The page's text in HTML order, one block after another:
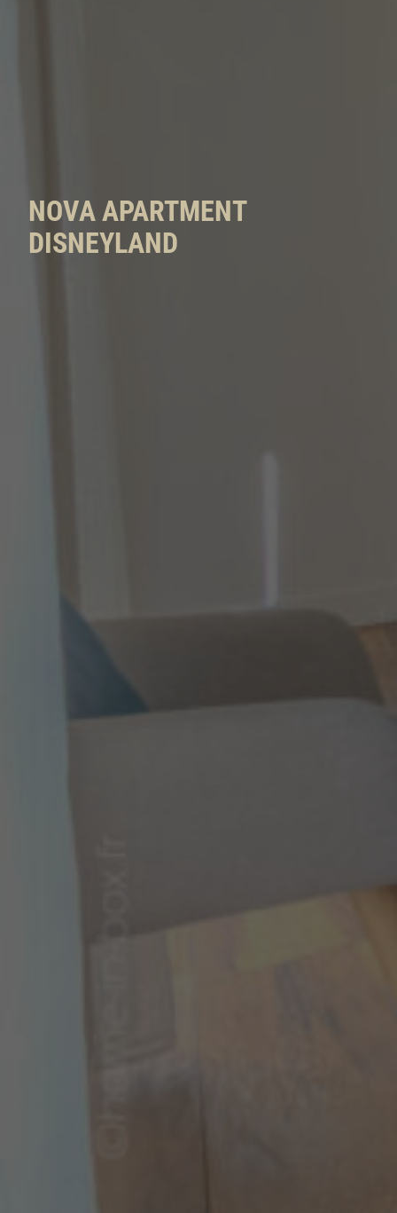
NOVA APARTMENT
DISNEYLAND